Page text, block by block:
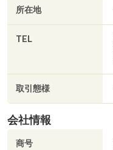
西戸崎西緑地まで637m
所在地
TEL
取引態様
会社情報
商号